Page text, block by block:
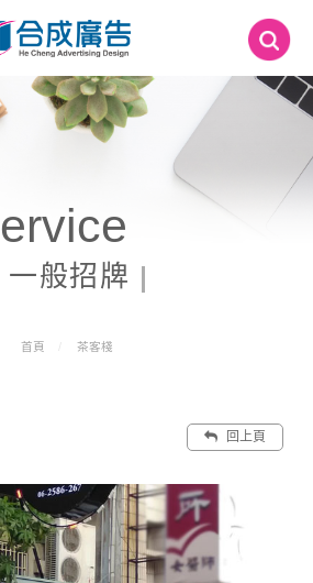
Service
一般招牌
首頁 茶客棧
回上頁